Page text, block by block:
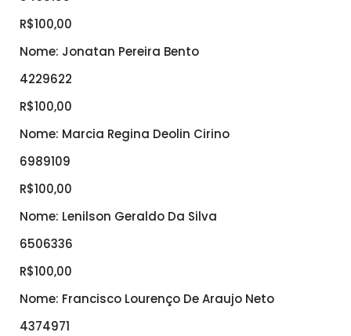
R$100,00
Nome: Jonatan Pereira Bento
4229622
R$100,00
Nome: Marcia Regina Deolin Cirino
6989109
R$100,00
Nome: Lenilson Geraldo Da Silva
6506336
R$100,00
Nome: Francisco Lourenço De Araujo Neto
4374971